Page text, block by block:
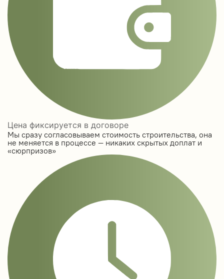
Цена фиксируется в договоре
Мы сразу согласовываем стоимость строительства, она
не меняется в процессе — никаких скрытых доплат и
«сюрпризов»